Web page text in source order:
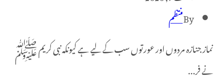
منتظم
مردوں اور عورتوں سب کے لیے ہے کیونکہ نبی کریم ﷺ